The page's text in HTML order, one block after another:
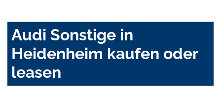
Audi Sonstige in
Heidenheim kaufen oder
leasen